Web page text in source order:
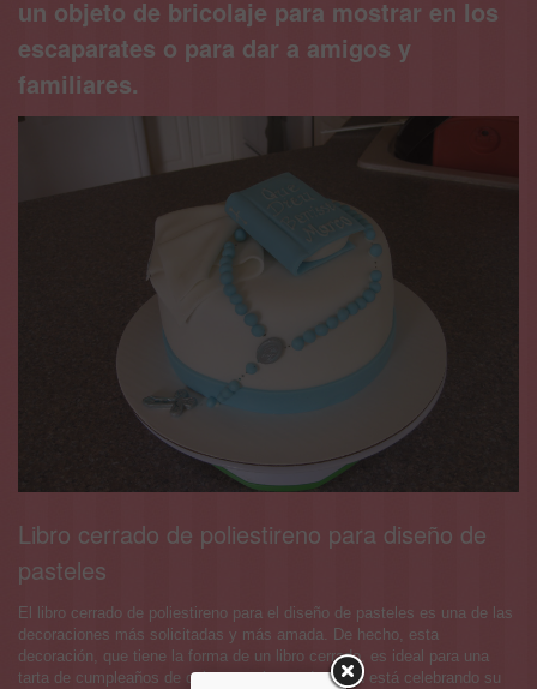
un objeto de bricolaje para mostrar en los
escaparates o para dar a amigos y
familiares.
Libro cerrado de poliestireno para diseño de
pasteles
El libro cerrado de poliestireno para el diseño de pasteles es una de las
decoraciones más solicitadas y más amada. De hecho, esta
decoración, que tiene la forma de un libro cerrado, es ideal para una
tarta de cumpleaños de quien ama leer o de quien está celebrando su